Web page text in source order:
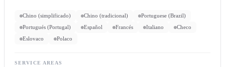
Chino (simplificado) Chino (tradicional)
Portuguese (Brazil)
Portugués (Portugal)
Español Francés Italiano
Checo
Eslovaco
Polaco
SERVICE AREAS